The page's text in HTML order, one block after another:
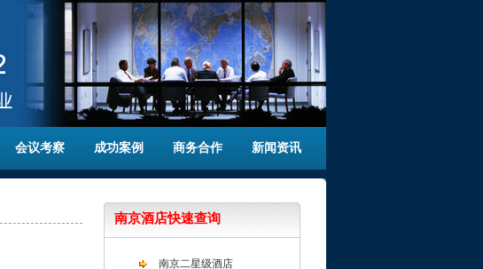
会议考察 成功案例 商务合作 新闻资讯
南京酒店快速查询
南京二星级酒店